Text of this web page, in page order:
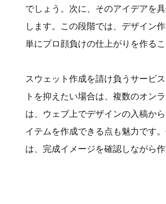
でしょう。次に、そのアイデアを
します。この段階では、デザイン
単にプロ顔負けの仕上がりを作るこ
スウェット作成を請け負うサービ
トを抑えたい場合は、複数のオン
は、ウェブ上でデザインの入稿か
イテムを作成できる点も魅力です
は、完成イメージを確認しながら